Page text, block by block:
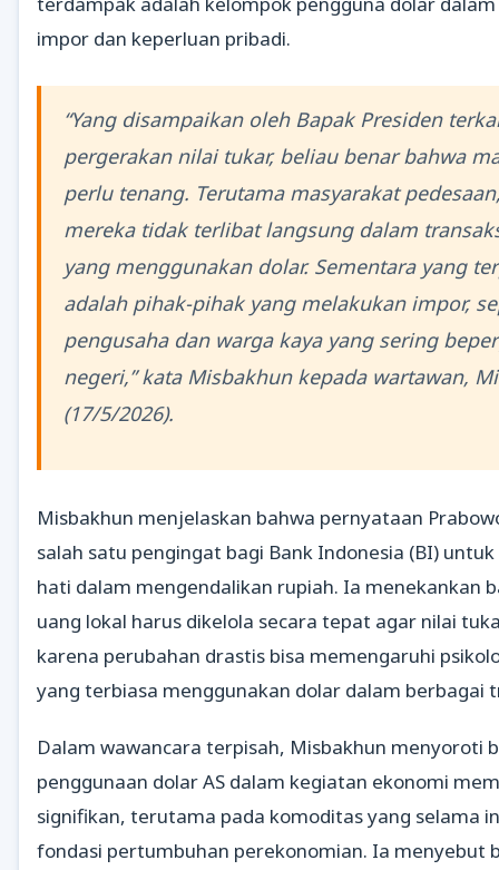
impor dan keperluan pribadi.
“Yang disampaikan oleh Bapak Presiden
pergerakan nilai tukar, beliau benar bahwa
perlu tenang. Terutama masyarakat
mereka tidak terlibat langsung dalam
yang menggunakan dolar. Sementara yang
adalah pihak-pihak yang melakukan impor,
pengusaha dan warga kaya yang sering
negeri,” kata Misbakhun kepada wartawan,
(17/5/2026).
Misbakhun menjelaskan bahwa pernyataan
salah satu pengingat bagi Bank Indonesia (BI)
hati dalam mengendalikan rupiah. Ia menekankan
uang lokal harus dikelola secara tepat agar nilai
karena perubahan drastis bisa memengaruhi
yang terbiasa menggunakan dolar dalam berbagai
Dalam wawancara terpisah, Misbakhun menyoroti
penggunaan dolar AS dalam kegiatan ekonomi
signifikan, terutama pada komoditas yang selama
fondasi pertumbuhan perekonomian. Ia menyebut